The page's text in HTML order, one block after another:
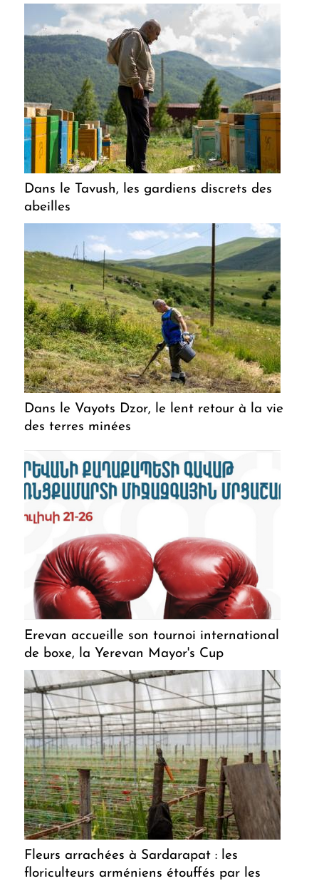
Dans le Tavush, les gardiens discrets des
abeilles
Dans le Vayots Dzor, le lent retour à la vie
des terres minées
Erevan accueille son tournoi international
de boxe, la Yerevan Mayor's Cup
Fleurs arrachées à Sardarapat : les
floriculteurs arméniens étouffés par les